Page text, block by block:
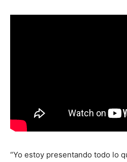
“Yo estoy presentando todo lo